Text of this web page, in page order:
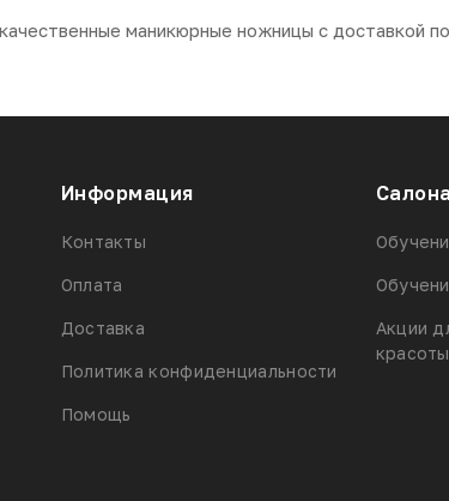
маникюрные ножницы с доставкой по
Информация
Контакты
Оплата
Доставка
Политика конфиденциальности
Помощь
Акции
красоты